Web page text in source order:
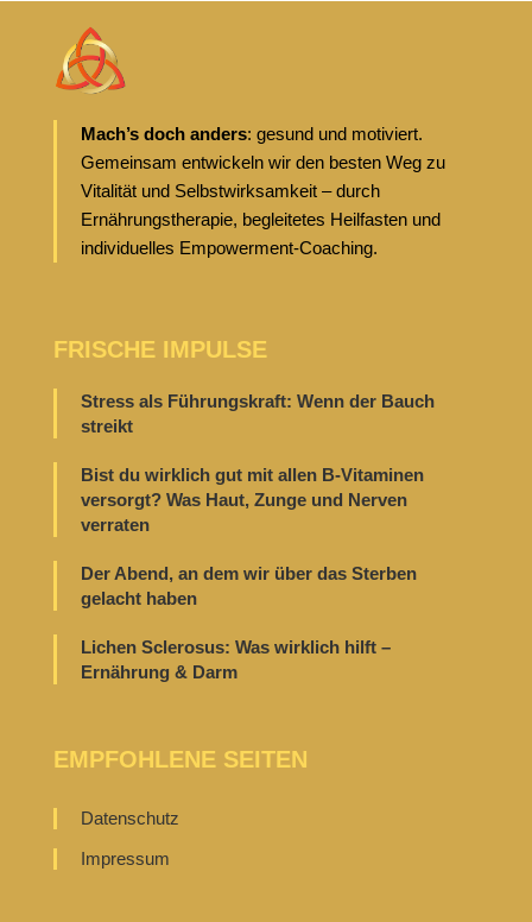
Mach’s doch anders: gesund und motiviert.
Gemeinsam entwickeln wir den besten Weg zu
Vitalität und Selbstwirksamkeit – durch
Ernährungstherapie, begleitetes Heilfasten und
individuelles Empowerment-Coaching.
FRISCHE IMPULSE
Stress als Führungskraft: Wenn der Bauch
streikt
Bist du wirklich gut mit allen B-Vitaminen
versorgt? Was Haut, Zunge und Nerven
verraten
Der Abend, an dem wir über das Sterben
gelacht haben
Lichen Sclerosus: Was wirklich hilft –
Ernährung & Darm
EMPFOHLENE SEITEN
Datenschutz
Impressum